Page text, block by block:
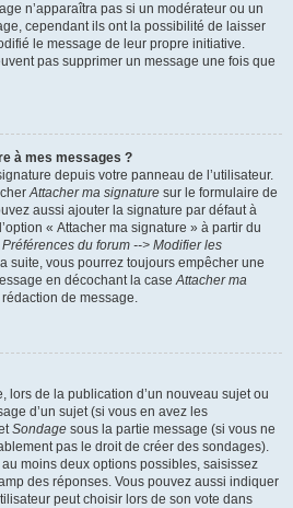
n’apparaîtra pas si un modérateur ou un
cependant ils ont la possibilité de laisser
le message de leur propre initiative.
pas supprimer un message une fois que
à mes messages ?
depuis votre panneau de l’utilisateur.
Attacher ma signature sur le formulaire de
aussi ajouter la signature par défaut à
« Attacher ma signature » à partir du
Préférences du forum --> Modifier les
suite, vous pourrez toujours empêcher une
en décochant la caseAttacher ma
de message.
lors de la publication d’un nouveau sujet ou
d’un sujet (si vous en avez les
Sondage sous la partie message (si vous ne
pas le droit de créer des sondages).
moins deux options possibles, saisissez
des réponses. Vous pouvez aussi indiquer
peut choisir lors de son vote dans